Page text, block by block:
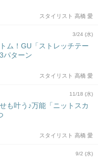
スタイリスト 高橋 愛
3/24 (水)
ム！GU「ストレッチテー
パターン
スタイリスト 高橋 愛
11/18 (水)
も叶う♪万能「ニットスカ
スタイリスト 高橋 愛
9/2 (水)